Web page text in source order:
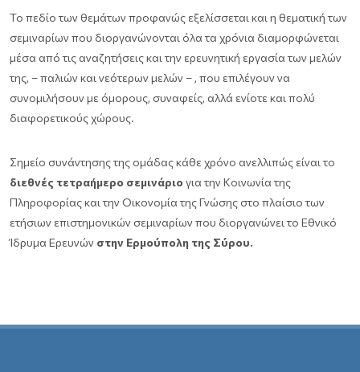
Το πεδίο των θεμάτων προφανώς εξελίσσεται και η θεματική των
σεμιναρίων που διοργανώνονται όλα τα χρόνια διαμορφώνεται
μέσα από τις αναζητήσεις και την ερευνητική εργασία των μελών
της, – παλιών και νεότερων μελών – , που επιλέγουν να
συνομιλήσουν με όμορους, συναφείς, αλλά ενίοτε και πολύ
διαφορετικούς χώρους.
Σημείο συνάντησης της ομάδας κάθε χρόνο ανελλιπώς είναι το
διεθνές τετραήμερο σεμινάριο για την Κοινωνία της
Πληροφορίας και την Οικονομία της Γνώσης στο πλαίσιο των
ετήσιων επιστημονικών σεμιναρίων που διοργανώνει το Εθνικό
Ίδρυμα Ερευνών στην Ερμούπολη της Σύρου.